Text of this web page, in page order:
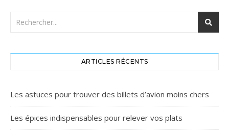
ARTICLES RÉCENTS
Les astuces pour trouver des billets d’avion moins chers
Les épices indispensables pour relever vos plats